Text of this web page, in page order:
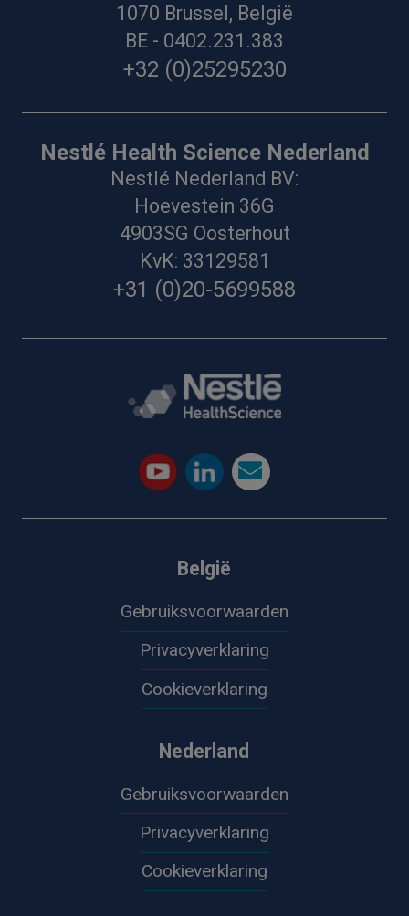
1070 Brussel, België
BE - 0402.231.383
+32 (0)25295230
Nestlé Health Science Nederland
Nestlé Nederland BV:
Hoevestein 36G
4903SG Oosterhout
KvK: 33129581
+31 (0)20-5699588
België
Gebruiksvoorwaarden
Privacyverklaring
Cookieverklaring
Nederland
Gebruiksvoorwaarden
Privacyverklaring
Cookieverklaring